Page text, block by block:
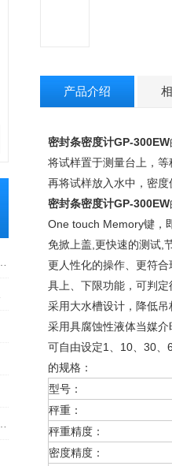
产品介绍
密封条密度计GP-300EW
将试样置于测量台上，
再将试样放入水中，密
密封条密度计GP-300EW
One touch Memory键，
免掀上盖,更快速的测试,
更人性化的操作、更符
具上、下限功能，可判
采用大水槽设计，降低
采用具腐蚀性液体当媒
可自由设定1、10、30、
的规格：
型号：
秤重：
秤重精度：
密度精度：